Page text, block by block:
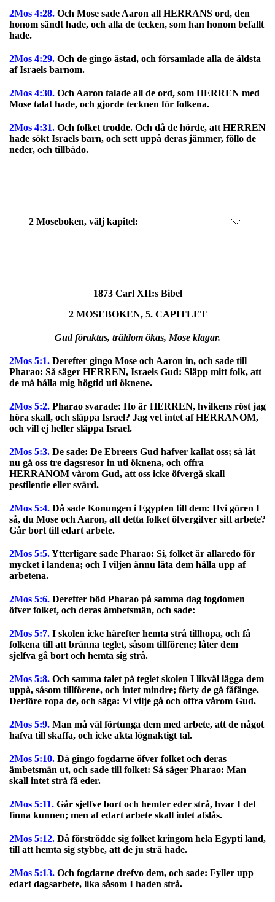
2Mos 4:28. Och Mose sade Aaron all HERRANS ord, den
honom sändt hade, och alla de tecken, som han honom befallt
hade.
2Mos 4:29. Och de gingo åstad, och församlade alla de äldsta
af Israels barnom.
2Mos 4:30. Och Aaron talade all de ord, som HERREN med
Mose talat hade, och gjorde tecknen för folkena.
2Mos 4:31. Och folket trodde. Och då de hörde, att HERREN
hade sökt Israels barn, och sett uppå deras jämmer, föllo de
neder, och tillbådo.
2 Moseboken, välj kapitel:
1873 Carl XII:s Bibel
2 MOSEBOKEN, 5. CAPITLET
Gud föraktas, träldom ökas, Mose klagar.
2Mos 5:1. Derefter gingo Mose och Aaron in, och sade till
Pharao: Så säger HERREN, Israels Gud: Släpp mitt folk, att
de må hålla mig högtid uti öknene.
2Mos 5:2. Pharao svarade: Ho är HERREN, hvilkens röst jag
höra skall, och släppa Israel? Jag vet intet af HERRANOM,
och vill ej heller släppa Israel.
2Mos 5:3. De sade: De Ebreers Gud hafver kallat oss; så låt
nu gå oss tre dagsresor in uti öknena, och offra
HERRANOM vårom Gud, att oss icke öfvergå skall
pestilentie eller svärd.
2Mos 5:4. Då sade Konungen i Egypten till dem: Hvi gören I
så, du Mose och Aaron, att detta folket öfvergifver sitt arbete?
Går bort till edart arbete.
2Mos 5:5.Ytterligare sade Pharao: Si, folket är allaredo för
mycket i landena; och I viljen ännu låta dem hålla upp af
arbetena.
2Mos 5:6. Derefter böd Pharao på samma dag fogdomen
öfver folket, och deras ämbetsmän, och sade:
2Mos 5:7. I skolen icke härefter hemta strå tillhopa, och få
folkena till att bränna teglet, såsom tillförene; låter dem
sjelfva gå bort och hemta sig strå.
2Mos 5:8. Och samma talet på teglet skolen I likväl lägga dem
uppå, såsom tillförene, och intet mindre; förty de gå fåfänge.
Derföre ropa de, och säga: Vi vilje gå och offra vårom Gud.
2Mos 5:9. Man må väl förtunga dem med arbete, att de något
hafva till skaffa, och icke akta lögnaktigt tal.
2Mos 5:10. Då gingo fogdarne öfver folket och deras
ämbetsmän ut, och sade till folket: Så säger Pharao: Man
skall intet strå få eder.
2Mos 5:11. Går sjelfve bort och hemter eder strå, hvar I det
finna kunnen; men af edart arbete skall intet afslås.
2Mos 5:12. Då förströdde sig folket kringom hela Egypti land,
till att hemta sig stybbe, att de ju strå hade.
2Mos 5:13. Och fogdarne drefvo dem, och sade: Fyller upp
edart dagsarbete, lika såsom I haden strå.